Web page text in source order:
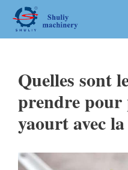
contenu
Quelles sont
prendre
yaourt avec